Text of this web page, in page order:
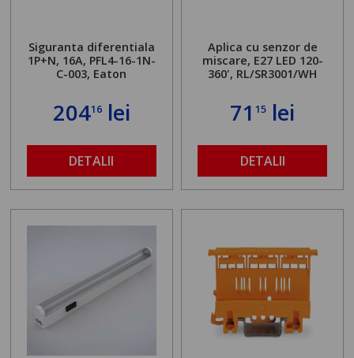
Siguranta diferentiala
1P+N, 16A, PFL4-16-1N-
C-003, Eaton
20416lei
DETALII
Aplica cu senzor de
miscare, E27 LED 120-
360', RL/SR3001/WH
7115 lei
DETALII